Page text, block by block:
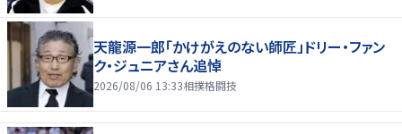
天龍源一郎「かけがえのない師匠」ドリー・ファン
ク・ジュニアさん追悼
2026/08/06 13:33相撲格闘技